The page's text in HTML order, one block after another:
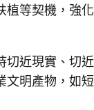
等契機，強
切近現實、切
明產物，如